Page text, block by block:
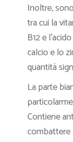
Inoltre,
tra cui la
B12 e
calcio e lo
quantità
La parte
Contiene
combattere